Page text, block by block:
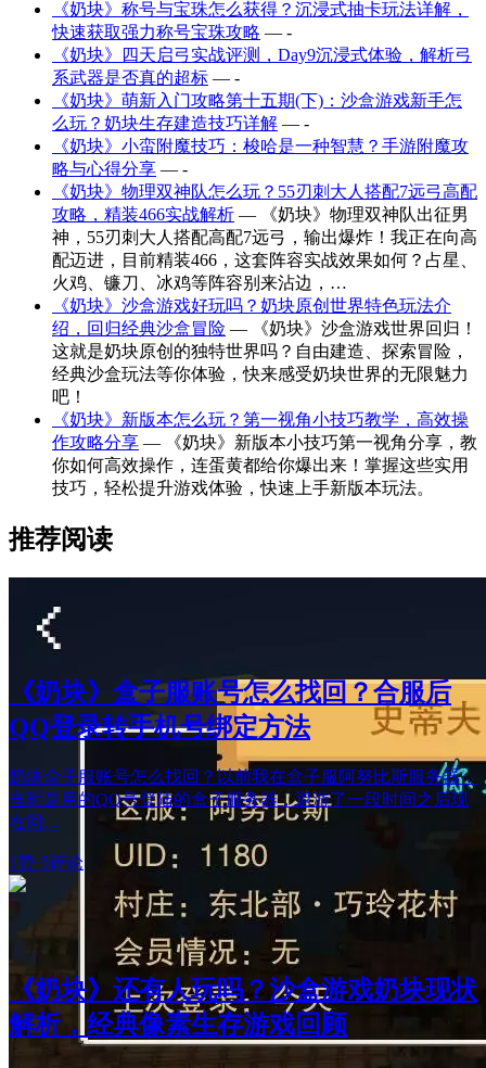
《奶块》称号与宝珠怎么获得？沉浸式抽卡玩法详解，
快速获取强力称号宝珠攻略 — -
《奶块》四天启弓实战评测，Day9沉浸式体验，解析弓
系武器是否真的超标 — -
《奶块》萌新入门攻略第十五期(下)：沙盒游戏新手怎
么玩？奶块生存建造技巧详解 — -
《奶块》小蛮附魔技巧：梭哈是一种智慧？手游附魔攻
略与心得分享 — -
《奶块》物理双神队怎么玩？55刃刺大人搭配7远弓高配
攻略，精装466实战解析 — 《奶块》物理双神队出征男
神，55刃刺大人搭配高配7远弓，输出爆炸！我正在向高
配迈进，目前精装466，这套阵容实战效果如何？占星、
火鸡、镰刀、冰鸡等阵容别来沾边，…
《奶块》沙盒游戏好玩吗？奶块原创世界特色玩法介
绍，回归经典沙盒冒险 — 《奶块》沙盒游戏世界回归！
这就是奶块原创的独特世界吗？自由建造、探索冒险，
经典沙盒玩法等你体验，快来感受奶块世界的无限魅力
吧！
《奶块》新版本怎么玩？第一视角小技巧教学，高效操
作攻略分享 — 《奶块》新版本小技巧第一视角分享，教
你如何高效操作，连蛋黄都给你爆出来！掌握这些实用
技巧，轻松提升游戏体验，快速上手新版本玩法。
推荐阅读
《奶块》盒子服账号怎么找回？合服后
QQ登录转手机号绑定方法
奶块盒子服账号怎么找回？以前我在盒子服阿努比斯服务器，
当时是用的QQ号登陆的盒子服务器，退游了一段时间之后现
在回…
1赞·5评论
《奶块》还有人玩吗？沙盒游戏奶块现状
解析，经典像素生存游戏回顾